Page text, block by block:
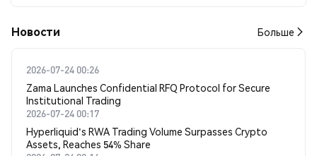
Новости Больше
2026-07-24 00:26
Zama Launches Confidential RFQ Protocol for Secure
Institutional Trading
2026-07-24 00:17
Hyperliquid's RWA Trading Volume Surpasses Crypto
Assets, Reaches 54% Share